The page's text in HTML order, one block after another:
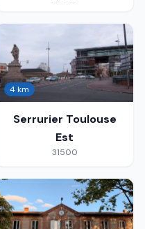
4 km
Serrurier Toulouse
Est
31500